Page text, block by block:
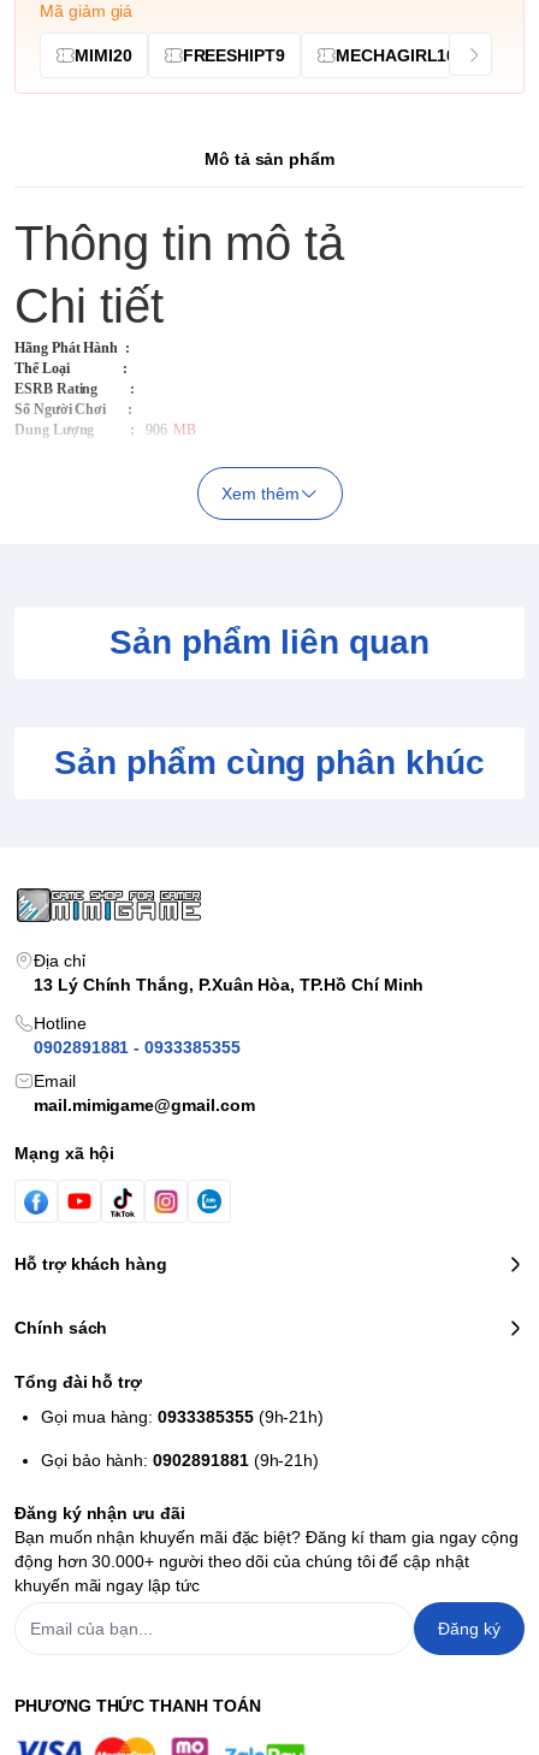
Mã giảm giá
MIMI20 FREESHIPT9 MECHAGIRL10
Mô tả sản phẩm
Thông tin mô tả
Chi tiết
Hãng Phát Hành :
Thể Loại :
ESRB Rating :
Số Người Chơi :
Dung Lượng : 906 MB
Xem thêm
Sản phẩm liên quan
Sản phẩm cùng phân khúc
Địa chỉ
13 Lý Chính Thắng, P.Xuân Hòa, TP.Hồ Chí Minh
Hotline
0902891881 - 0933385355
Email
mail.mimigame@gmail.com
Mạng xã hội
Hỗ trợ khách hàng
Chính sách
Tổng đài hỗ trợ
Gọi mua hàng:0933385355(9h-21h)
Gọi bảo hành:0902891881(9h-21h)
Đăng ký nhận ưu đãi
Bạn muốn nhận khuyến mãi đặc biệt? Đăng kí tham gia ngay cộng
động hơn 30.000+ người theo dõi của chúng tôi để cập nhật
khuyến mãi ngay lập tức
Đăng ký
PHƯƠNG THỨC THANH TOÁN